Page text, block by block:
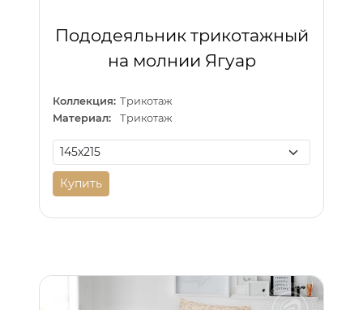
Пододеяльник трикотажный
на молнии Ягуар
Коллекция: Трикотаж
Материал:
Трикотаж
Купить